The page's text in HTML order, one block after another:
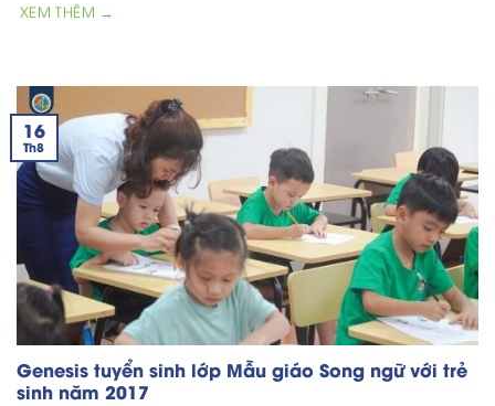
XEM THÊM →
Genesis tuyển sinh lớp Mẫu giáo Song ngữ với trẻ
sinh năm 2017
16
Th8